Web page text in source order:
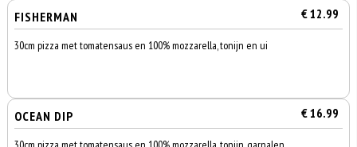
FISHERMAN € 12.99
30cm pizza met tomatensaus en 100% mozzarella, tonijn en ui
OCEAN DIP € 16.99